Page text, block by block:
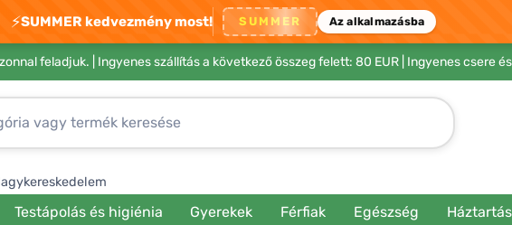
⚡SUMMER kedvezmény most! SUMMER Az alkalmazásba
feladjuk. | Ingyenes szállítás a következő összeg felett: 80 EUR | Ingyenes csere
Testápolás és higiénia Gyerekek Férfiak Egészség Háztartás